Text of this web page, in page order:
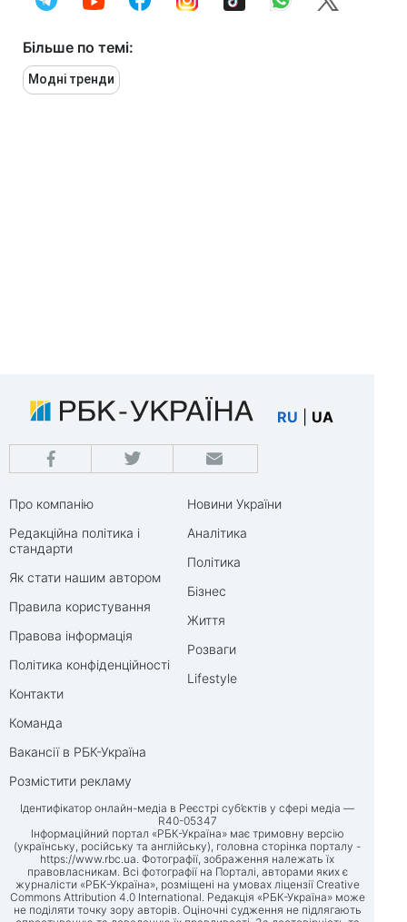
Більше по темі:
Модні тренди
RU UA
Про компанію
Редакційна політика і
стандарти
Як стати нашим автором
Правила користування
Правова інформація
Політика конфіденційності
Контакти
Команда
Вакансії в РБК-Україна
Розмістити рекламу
Новини України
Аналітика
Політика
Бізнес
Життя
Розваги
Lifestyle
Ідентифікатор онлайн-медіа в Реєстрі суб’єктів у сфері медіа —
R40-05347
Інформаційний портал «РБК-Україна» має тримовну версію
(українську, російську та англійську), головна сторінка порталу -
https://www.rbc.ua. Фотографії, зображення належать їх
правовласникам. Всі фотографії на Порталі, авторами яких є
журналісти «РБК-Україна», розміщені на умовах ліцензії Creative
Commons Attribution 4.0 International. Редакція «РБК-Україна» може
не поділяти точку зору авторів. Оціночні судження не підлягають